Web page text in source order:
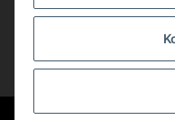
* Alle Preise inkl. gesetzlicher